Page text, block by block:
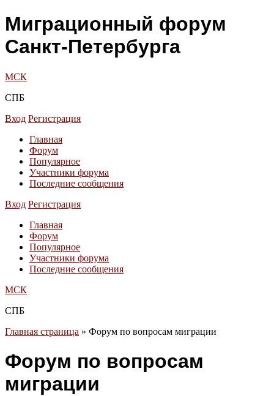
Миграционный форум
Санкт-Петербурга
МСК
СПБ
Вход Регистрация
Главная
Форум
Популярное
Участники форума
Последние сообщения
Вход Регистрация
Главная
Форум
Популярное
Участники форума
Последние сообщения
МСК
СПБ
Главная страница » Форум по вопросам миграции
Форум по вопросам
миграции